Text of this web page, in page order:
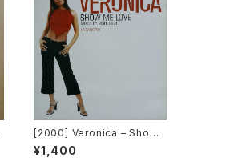
[2000] Veronica – Show
Me Love [Urbanstar]
¥1,400